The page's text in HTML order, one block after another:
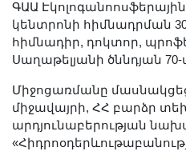
ծրագրեր
Լուսանկարներ
Տեսադարան
Վեբ ռեսուրսներ
Այլ ակադեմիաներ
«Գիտություն» թերթ
ԳԱԱ
կենտրոնի հիմնադրման
հիմնադիր, դոկտոր,
Սաղաթելյանի ծննդյան 70-
Միջոցառմանը
միջավայրի, ՀՀ բարձր
արդյունաբերության